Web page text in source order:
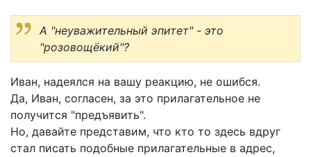
А "неуважительный эпитет" - это
"розовощёкий"?
Иван, надеялся на вашу реакцию, не ошибся.
Да, Иван, согласен, за это прилагательное не
получится "предъявить".
Но, давайте представим, что кто то здесь вдруг
стал писать подобные прилагательные в адрес,